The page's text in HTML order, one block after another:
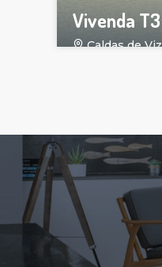
Vivenda T3
Caldas de